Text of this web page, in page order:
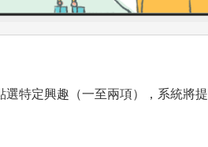
特定興趣（一至兩項），系統將提